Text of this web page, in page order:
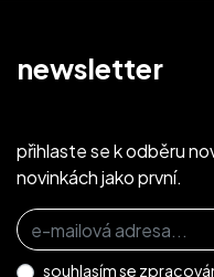
newsletter
přihlaste se k odběru
novinkách jako první.
Přihlaste se k odběru
souhlasím se